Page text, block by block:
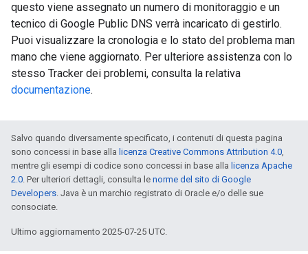
questo viene assegnato un numero di monitoraggio e un
tecnico di Google Public DNS verrà incaricato di gestirlo.
Puoi visualizzare la cronologia e lo stato del problema man
mano che viene aggiornato. Per ulteriore assistenza con lo
stesso Tracker dei problemi, consulta la relativa
documentazione.
Salvo quando diversamente specificato, i contenuti di questa pagina
sono concessi in base alla licenza Creative Commons Attribution 4.0,
mentre gli esempi di codice sono concessi in base alla licenza Apache
2.0. Per ulteriori dettagli, consulta le norme del sito di Google
Developers. Java è un marchio registrato di Oracle e/o delle sue
consociate.
Ultimo aggiornamento 2025-07-25 UTC.